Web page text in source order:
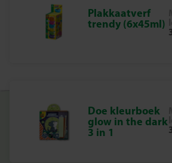
Bij SES Creative vinden we veiligheid
Daarom worden de producten
de fabriek in Nederland, volgens de
Laat jouw droompaard tot leven komen
Pak de Gieten en Schilderen – Paard
Plakkaatverf
trendy (6x45ml)
Doe kleurboek
glow in the dark
3 in 1